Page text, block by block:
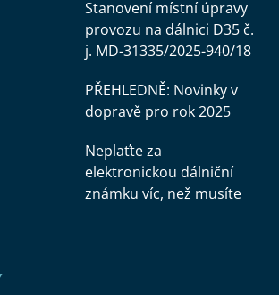
Stanovení místní úpravy
provozu na dálnici D35 č.
j. MD-31335/2025-940/18
PŘEHLEDNĚ: Novinky v
dopravě pro rok 2025
Neplaťte za
elektronickou dálniční
známku víc, než musíte